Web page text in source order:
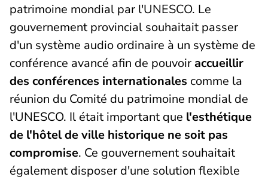
patrimoine mondial par l'UNESCO. Le
gouvernement provincial souhaitait passer
d'un système audio ordinaire à un système de
conférence avancé afin de pouvoir accueillir
des conférences internationales comme la
réunion du Comité du patrimoine mondial de
l'UNESCO. Il était important que l'esthétique
de l'hôtel de ville historique ne soit pas
compromise. Ce gouvernement souhaitait
également disposer d'une solution flexible